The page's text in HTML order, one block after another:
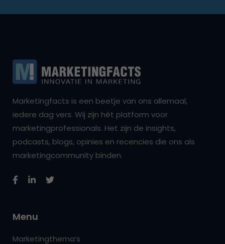
Marketingfacts is een beetje van ons allemaal,
iedere dag vers. Wij zijn hét platform voor
marketingprofessionals. Het zijn de insights,
podcasts, blogs, opinies en recencies die ons als
marketingcommunity binden.
Menu
Marketingthema’s